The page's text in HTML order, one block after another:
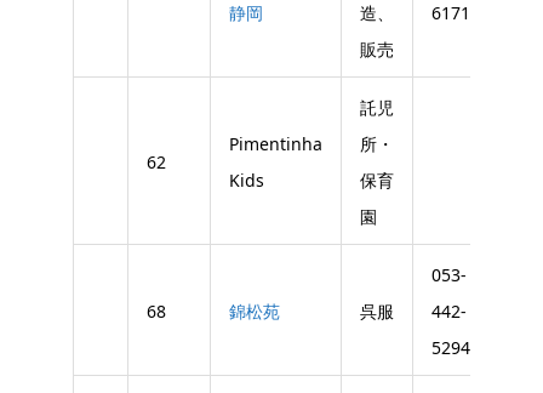
静岡
造、
販売
6171
62
Pimentinha
Kids
託児
所・
保育
園
68 錦松苑 呉服
053-
442-
5294